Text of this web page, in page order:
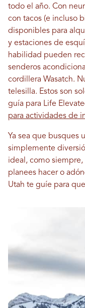
todo el año. Con
con tacos (e incluso
disponibles para
y estaciones de
habilidad pueden
senderos
cordillera Wasatch.
telesilla. Estos son
guía para Life
para actividades de
Ya sea que busques
simplemente
ideal, como siempre,
planees hacer o
Utah te guíe para